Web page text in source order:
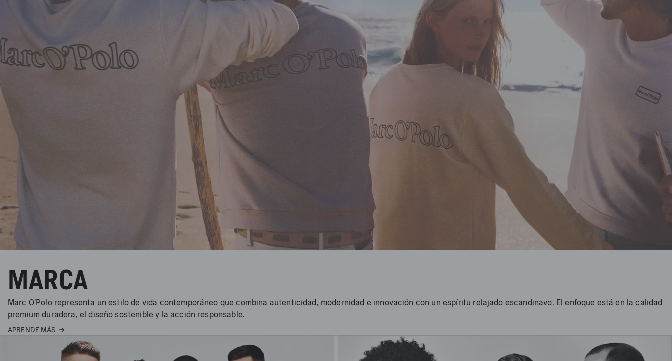
MARCA
Marc O'Polo representa un estilo de vida contemporáneo que combina autenticidad, modernidad e innovación con un espíritu relajado escandinavo. El enfoque está en la calidad
premium duradera, el diseño sostenible y la acción responsable.
APRENDE MÁS